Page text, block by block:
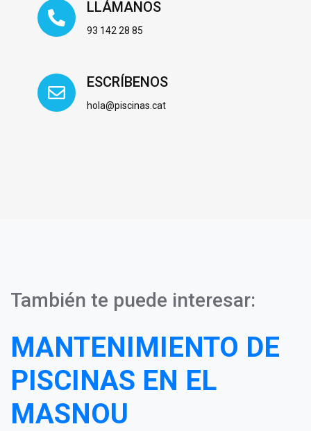
LLÁMANOS
93 142 28 85
ESCRÍBENOS
hola@piscinas.cat
También te puede interesar:
MANTENIMIENTO DE
PISCINAS EN EL
MASNOU